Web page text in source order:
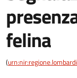
felina
(